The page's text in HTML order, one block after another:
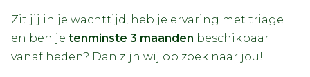
Zit jij in je wachttijd, heb je ervaring met triage
en ben je tenminste 3 maanden beschikbaar
vanaf heden? Dan zijn wij op zoek naar jou!